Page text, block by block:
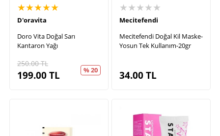
★★★★★
D'oravita
Doro Vita Doğal Sarı
Kantaron Yağı
250.00TL
199.00TL % 20
★★★★★
Mecitefendi
Mecitefendi Doğal Kil Maske-
Yosun Tek Kullanım-20gr
34.00TL